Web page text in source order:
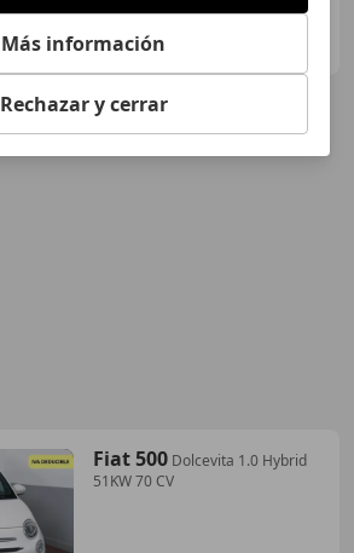
Fiat 500 Dolcevita 1.0 Hybrid
51KW 70 CV
Más información
Rechazar y cerrar